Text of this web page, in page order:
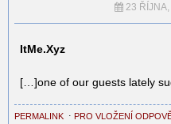
23
ItMe.Xyz
[…]one of our guests lately
PERMALINK ⋅ PRO VLOŽENÍ